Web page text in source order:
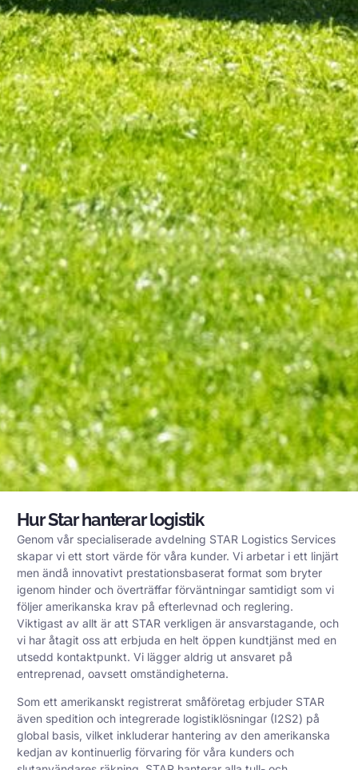
Hur Star hanterar logistik
Genom vår specialiserade avdelning STAR Logistics Services
skapar vi ett stort värde för våra kunder. Vi arbetar i ett linjärt
men ändå innovativt prestationsbaserat format som bryter
igenom hinder och överträffar förväntningar samtidigt som vi
följer amerikanska krav på efterlevnad och reglering.
Viktigast av allt är att STAR verkligen är ansvarstagande, och
vi har åtagit oss att erbjuda en helt öppen kundtjänst med en
utsedd kontaktpunkt. Vi lägger aldrig ut ansvaret på
entreprenad, oavsett omständigheterna.
Som ett amerikanskt registrerat småföretag erbjuder STAR
även spedition och integrerade logistiklösningar (I2S2) på
global basis, vilket inkluderar hantering av den amerikanska
kedjan av kontinuerlig förvaring för våra kunders och